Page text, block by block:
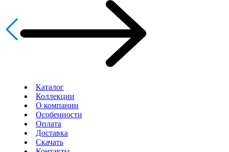
Каталог
Коллекции
О компании
Особенности
Оплата
Доставка
Скачать